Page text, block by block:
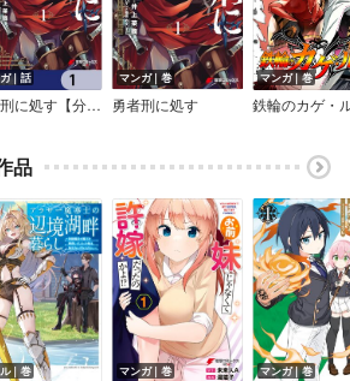
｜話
勇者刑に処す【分冊版】
マンガ｜巻
勇者刑に処す
マンガ｜巻
品
｜巻 マンガ｜巻 マンガ｜巻